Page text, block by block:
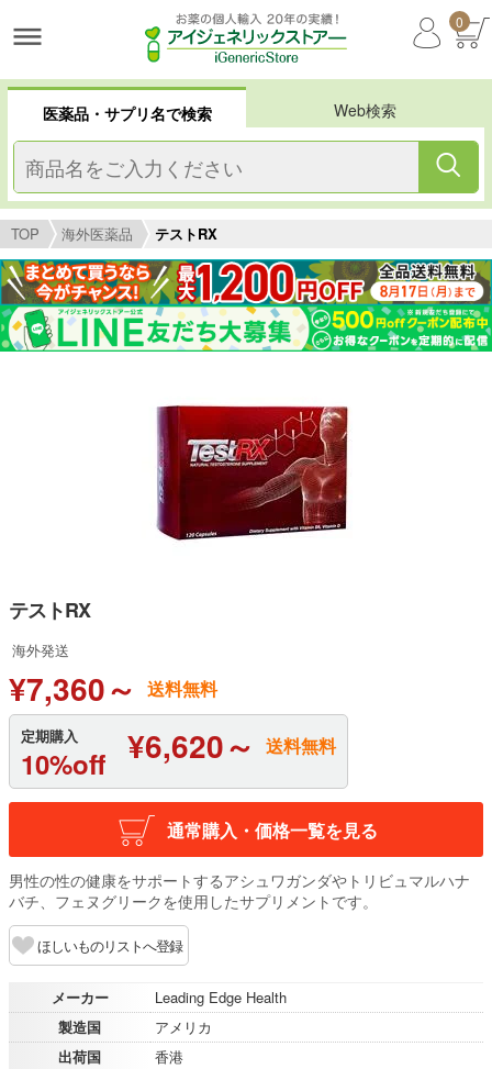
0
医薬品・サプリ名で検索 Web検索
TOP 海外医薬品 テストRX
テストRX
海外発送
¥7,360～ 送料無料
定期購入
10%off ¥6,620～ 送料無料
通常購入・価格一覧を見る
男性の性の健康をサポートするアシュワガンダやトリビュマルハナ
バチ、フェヌグリークを使用したサプリメントです。
ほしいものリストへ登録
メーカー
Leading Edge Health
製造国
アメリカ
出荷国
香港